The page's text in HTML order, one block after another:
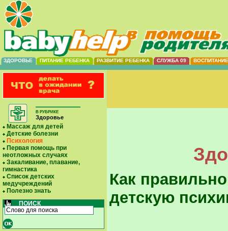
ЗДОРОВЬЕ ПИТАНИЕ РЕБЕНКА РАЗВИТИЕ РЕБЕНКА СЛУЖБА 09 ВОСПИТАНИЕ
В РУБРИКЕ
Здоровье
Массаж для детей
Детские болезни
Психология
Первая помощь при
неотложных случаях
Закаливание, плавание,
гимнастика
Список детских
медучреждений
Полезно знать
ПОИСК
Как
детскую